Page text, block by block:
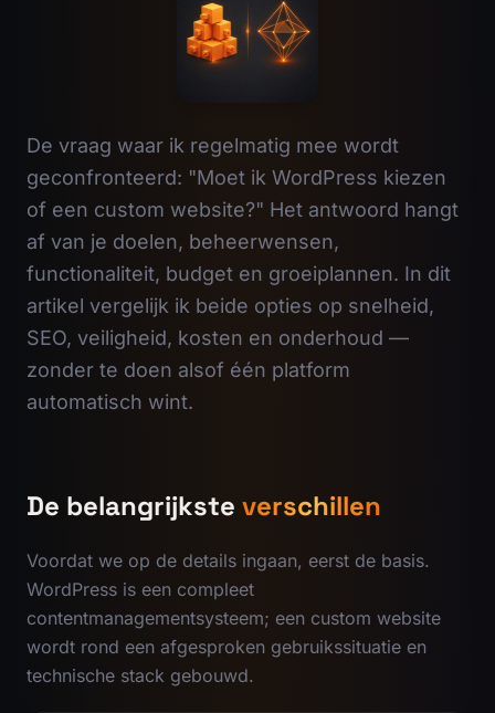
De vraag waar ik regelmatig mee wordt
geconfronteerd: "Moet ik WordPress kiezen
of een custom website?" Het antwoord hangt
af van je doelen, beheerwensen,
functionaliteit, budget en groeiplannen. In dit
artikel vergelijk ik beide opties op snelheid,
SEO, veiligheid, kosten en onderhoud —
zonder te doen alsof één platform
automatisch wint.
De belangrijkste verschillen
Voordat we op de details ingaan, eerst de basis.
WordPress is een compleet
contentmanagementsysteem; een custom website
wordt rond een afgesproken gebruikssituatie en
technische stack gebouwd.